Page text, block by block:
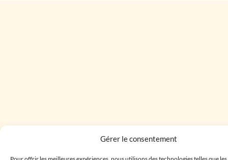
Gérer le consentement